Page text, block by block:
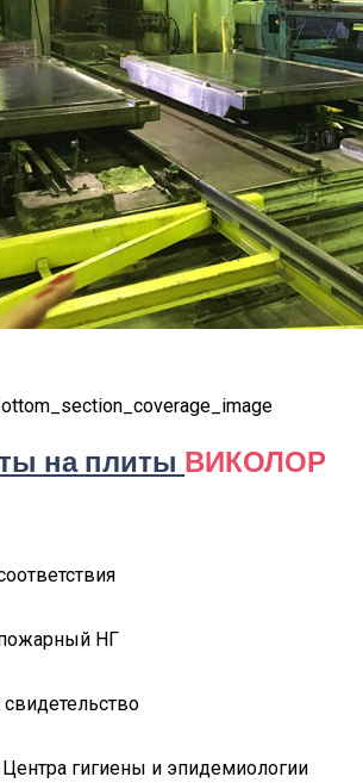
на плиты ВИКОЛОР
НГ
гигиены и эпидемиологии